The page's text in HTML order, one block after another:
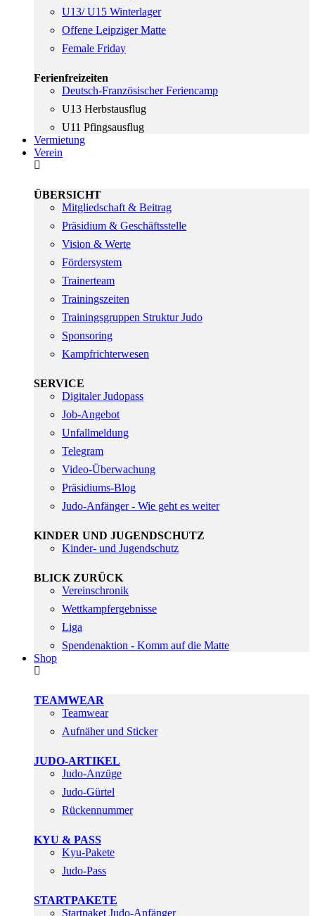
U13/ U15 Winterlager
Offene Leipziger Matte
Female Friday
Ferienfreizeiten
Deutsch-Französischer Feriencamp
U13 Herbstausflug
U11 Pfingsausflug
Vermietung
Verein
ÜBERSICHT
Mitgliedschaft & Beitrag
Präsidium & Geschäftsstelle
Vision & Werte
Fördersystem
Trainerteam
Trainingszeiten
Trainingsgruppen Struktur Judo
Sponsoring
Kampfrichterwesen
SERVICE
Digitaler Judopass
Job-Angebot
Unfallmeldung
Telegram
Video-Überwachung
Präsidiums-Blog
Judo-Anfänger - Wie geht es weiter
KINDER UND JUGENDSCHUTZ
Kinder- und Jugendschutz
BLICK ZURÜCK
Vereinschronik
Wettkampfergebnisse
Liga
Spendenaktion - Komm auf die Matte
Shop
TEAMWEAR
Teamwear
Aufnäher und Sticker
JUDO-ARTIKEL
Judo-Anzüge
Judo-Gürtel
Rückennummer
KYU & PASS
Kyu-Pakete
Judo-Pass
STARTPAKETE
Startpaket Judo-Anfänger